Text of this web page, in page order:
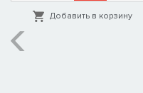
Добавить в корзину